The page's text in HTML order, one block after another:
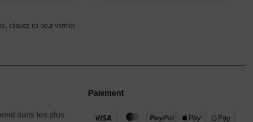
cliquez ici pour vérifier.
dans les plus
Paiement